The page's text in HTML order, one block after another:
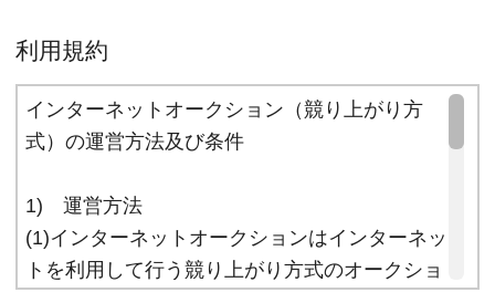
利用規約
インターネットオークション（競り上がり方
式）の運営方法及び条件
1) 運営方法
(1)インターネットオークションはインターネッ
トを利用して行う競り上がり方式のオークショ